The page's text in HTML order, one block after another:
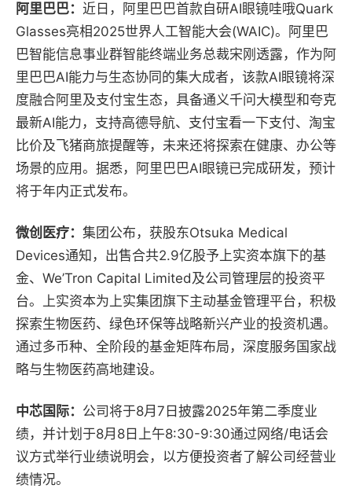
阿里巴巴： 近日，阿里巴巴首款自研AI眼镜哇哦Quark
Glasses亮相2025世界人工智能大会(WAIC)。阿里巴
巴智能信息事业群智能终端业务总裁宋刚透露，作为阿
里巴巴AI能力与生态协同的集大成者，该款AI眼镜将深
度融合阿里及支付宝生态，具备通义千问大模型和夸克
最新AI能力，支持高德导航、支付宝看一下支付、淘宝
比价及飞猪商旅提醒等，未来还将探索在健康、办公等
场景的应用。据悉，阿里巴巴AI眼镜已完成研发，预计
将于年内正式发布。
微创医疗： 集团公布，获股东Otsuka Medical
Devices通知，出售合共2.9亿股予上实资本旗下的基
金、We’Tron Capital Limited及公司管理层的投资平
台。上实资本为上实集团旗下主动基金管理平台，积极
探索生物医药、绿色环保等战略新兴产业的投资机遇。
通过多币种、全阶段的基金矩阵布局，深度服务国家战
略与生物医药高地建设。
中芯国际： 公司将于8月7日披露2025年第二季度业
绩，并计划于8月8日上午8:30-9:30通过网络/电话会
议方式举行业绩说明会，以方便投资者了解公司经营业
绩情况。